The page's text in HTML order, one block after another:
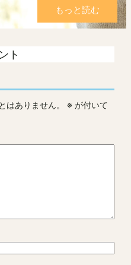
読む
ト
はありません。 ※ が付いて